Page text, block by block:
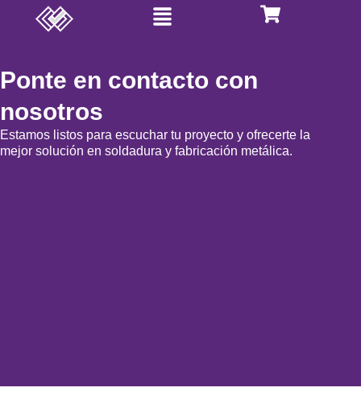
Menú
Ponte en contacto con
nosotros
Estamos listos para escuchar tu proyecto y ofrecerte la
mejor solución en soldadura y fabricación metálica.